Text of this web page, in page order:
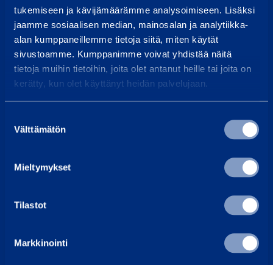
tukemiseen ja kävijämäärämme analysoimiseen. Lisäksi
jaamme sosiaalisen median, mainosalan ja analytiikka-
alan kumppaneillemme tietoja siitä, miten käytät
sivustoamme. Kumppanimme voivat yhdistää näitä
tietoja muihin tietoihin, joita olet antanut heille tai joita on
kerätty, kun olet käyttänyt heidän palvelujaan.
valinta
Välttämätön
Mieltymykset
Tilastot
Markkinointi
Vi svarar vanligtvis inom 24 h
Hitta kundcenter
Våra medarbetare kan alltid hjälpa dig
Ramirent Finland
Karriär hos Ramirent
Faktureringsinstruktioner